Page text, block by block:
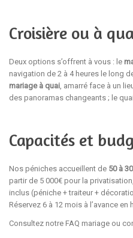
Croisière ou à
Deux options s’offrent à vous : le
navigation de 2 à 4 heures le long
mariage à quai, amarré face à un
des panoramas changeants ; le
Capacités et
Nos péniches accueillent de 50 à
partir de 5 000€ pour la
inclus (péniche + traiteur +
Réservez 6 à 12 mois à l’avance
Consultez notre FAQ mariage ou